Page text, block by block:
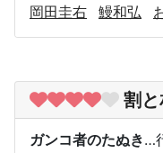
岡田圭右
鰻和弘
割
ガンコ者のたぬき…